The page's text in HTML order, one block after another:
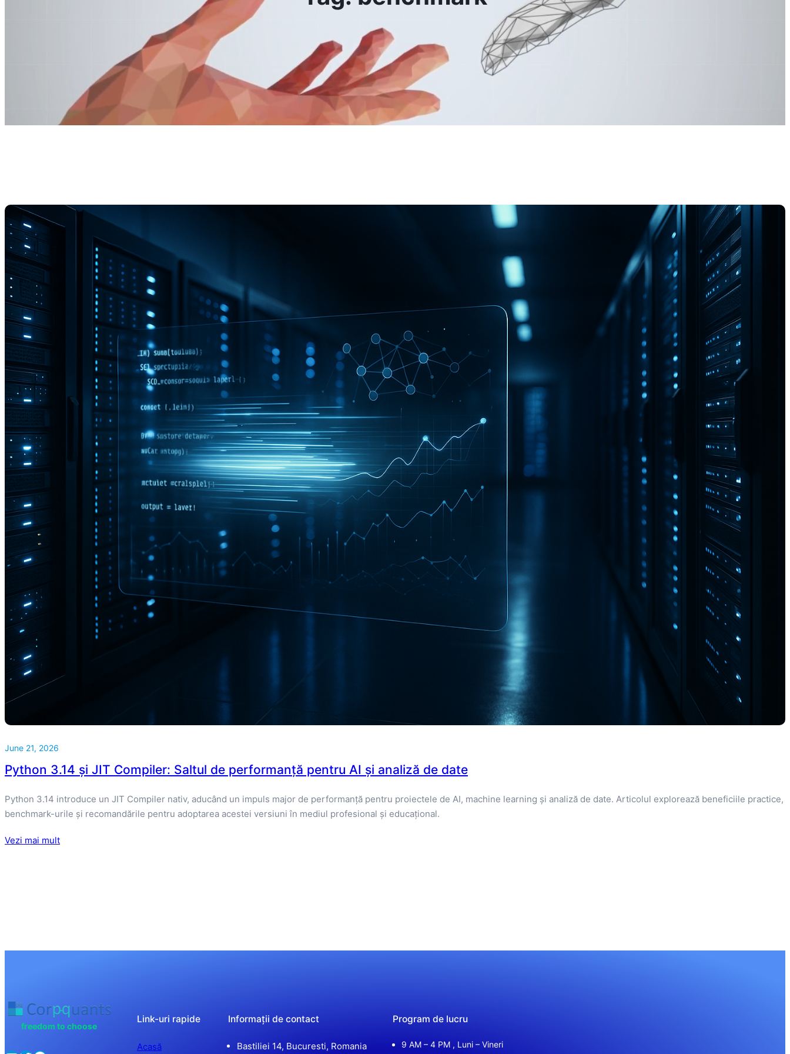
June 21, 2026
Python 3.14 și JIT Compiler: Saltul de performanță pentru AI și analiză de date
Python 3.14 introduce un JIT Compiler nativ, aducând un impuls major de performanță pentru proiectele de AI, machine learning și analiză de date. Articolul explorează beneficiile practice,
benchmark-urile și recomandările pentru adoptarea acestei versiuni în mediul profesional și educațional.
Vezi mai mult
freedom to choose
Link-uri rapide
Acasă
Informații de contact
Bastiliei 14, Bucuresti, Romania
Program de lucru
9 AM – 4 PM , Luni – Vineri